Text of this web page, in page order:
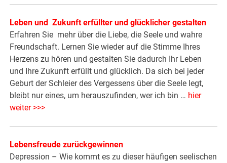
Leben und Zukunft erfüllter und glücklicher gestalten
Erfahren Sie mehr über die Liebe, die Seele und wahre
Freundschaft. Lernen Sie wieder auf die Stimme Ihres
Herzens zu hören und gestalten Sie dadurch Ihr Leben
und Ihre Zukunft erfüllt und glücklich. Da sich bei jeder
Geburt der Schleier des Vergessens über die Seele legt,
bleibt nur eines, um herauszufinden, wer ich bin … hier
weiter >>>
Lebensfreude zurückgewinnen
Depression – Wie kommt es zu dieser häufigen seelischen